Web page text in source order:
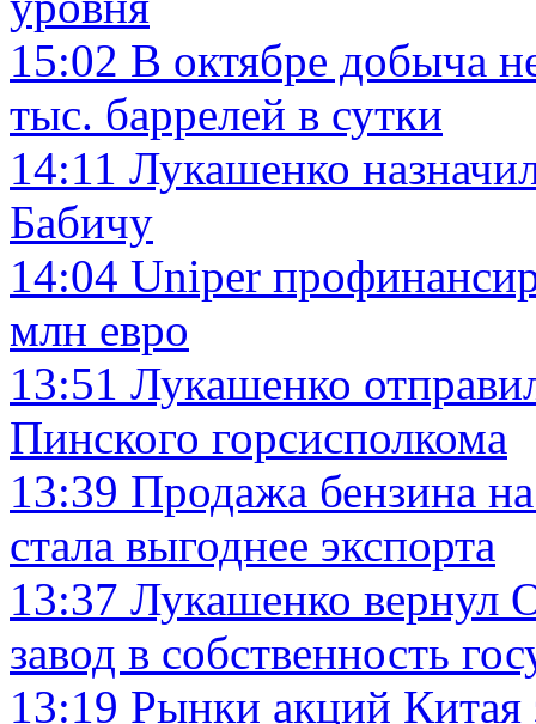
15:02 В октябре добыча
тыс. баррелей в сутки
14:11 Лукашенко
Бабичу
14:04 Uniper
млн евро
13:51 Лукашенко
Пинского горсисполкома
13:39 Продажа бензина
стала выгоднее экспорта
13:37 Лукашенко вернул
завод в собственность
13:19 Рынки акций Китая